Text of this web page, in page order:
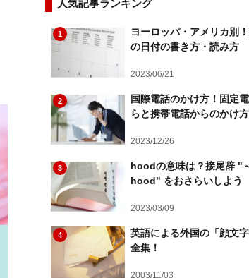
人気記事ランキング
1
ヨーロッパ・アメリカ別
の日付の書き方・読み方
2023/06/21
2
国際電話のかけ方！固定
らと携帯電話からのかけ
2023/12/26
3
hoodの意味は？接尾辞 "
hood" をおさらいしよう
2023/03/09
4
英語による外国の「顔文
全集！
2003/11/03